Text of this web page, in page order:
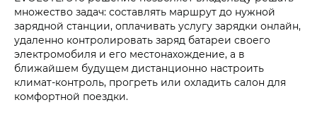
множество задач: составлять маршрут до нужной
зарядной станции, оплачивать услугу зарядки онлайн,
удаленно контролировать заряд батареи своего
электромобиля и его местонахождение, а в
ближайшем будущем дистанционно настроить
климат-контроль, прогреть или охладить салон для
комфортной поездки.